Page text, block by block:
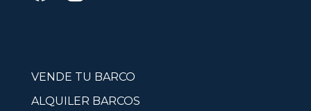
VENDE TU BARCO
ALQUILER BARCOS